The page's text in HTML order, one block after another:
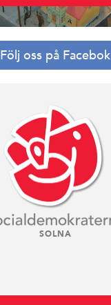
Följ oss på Facebok
SOLNA